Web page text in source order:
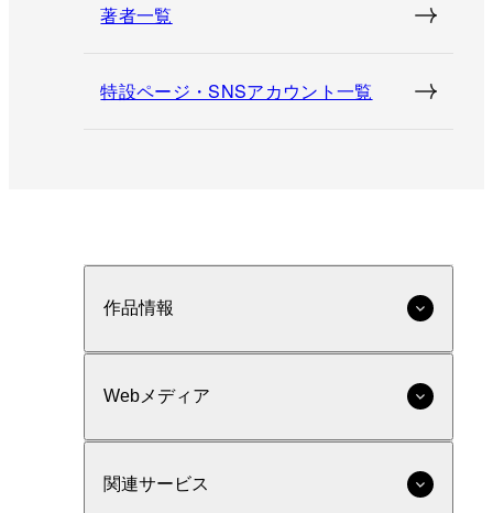
著者一覧
特設ページ・SNSアカウント一覧
作品情報
Webメディア
関連サービス